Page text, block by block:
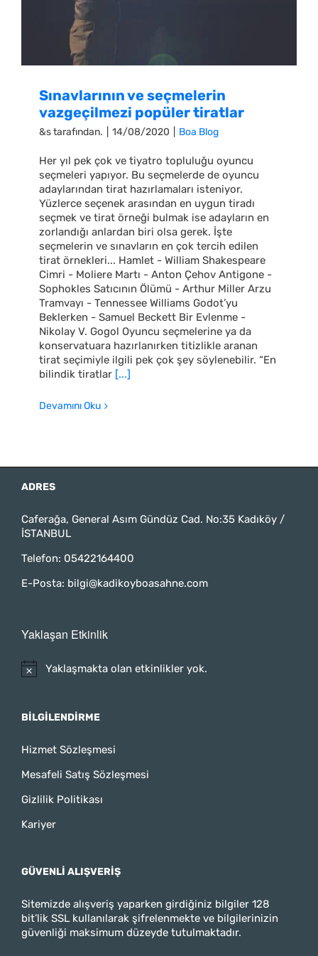
Sınavlarının ve seçmelerin
vazgeçilmezi popüler tiratlar
&s tarafından. 14/08/2020 Boa Blog
Her yıl pek çok ve tiyatro topluluğu oyuncu
seçmeleri yapıyor. Bu seçmelerde de oyuncu
adaylarından tirat hazırlamaları isteniyor.
Yüzlerce seçenek arasından en uygun tiradı
seçmek ve tirat örneği bulmak ise adayların en
zorlandığı anlardan biri olsa gerek. İşte
seçmelerin ve sınavların en çok tercih edilen
tirat örnekleri... Hamlet - William Shakespeare
Cimri - Moliere Martı - Anton Çehov Antigone -
Sophokles Satıcının Ölümü - Arthur Miller Arzu
Tramvayı - Tennessee Williams Godot’yu
Beklerken - Samuel Beckett Bir Evlenme -
Nikolay V. Gogol Oyuncu seçmelerine ya da
konservatuara hazırlanırken titizlikle aranan
tirat seçimiyle ilgili pek çok şey söylenebilir. “En
bilindik tiratlar [...]
Devamını Oku
ADRES
Caferağa, General Asım Gündüz Cad. No:35 Kadıköy /
İSTANBUL
Telefon: 05422164400
E-Posta: bilgi@kadikoyboasahne.com
Yaklaşan Etkinlik
Yaklaşmakta olan etkinlikler yok.
BILGILENDIRME
Hizmet Sözleşmesi
Mesafeli Satış Sözleşmesi
Gizlilik Politikası
Kariyer
GÜVENLI ALIŞVERIŞ
Sitemizde alışveriş yaparken girdiğiniz bilgiler 128
bit’lik SSL kullanılarak şifrelenmekte ve bilgilerinizin
güvenliği maksimum düzeyde tutulmaktadır.